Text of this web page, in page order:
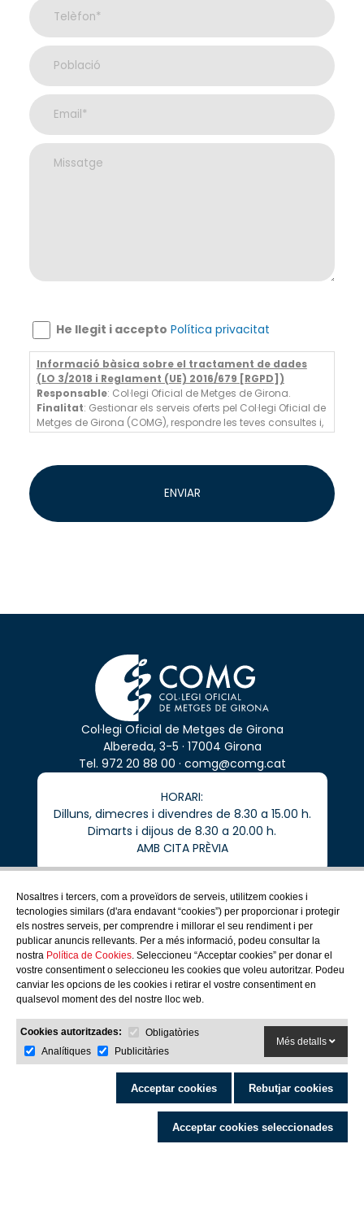
Nosaltres i tercers, com a proveïdors de serveis, utilitzem cookies i
tecnologies similars (d'ara endavant “cookies”) per proporcionar i protegir
els nostres serveis, per comprendre i millorar el seu rendiment i per
publicar anuncis rellevants. Per a més informació, podeu consultar la
nostra Política de Cookies. Seleccioneu “Acceptar cookies” per donar el
vostre consentiment o seleccioneu les cookies que voleu autoritzar. Podeu
canviar les opcions de les cookies i retirar el vostre consentiment en
qualsevol moment des del nostre lloc web.
Cookies autoritzades:
Obligatòries
Analítiques
Publicitàries
Més detalls
Acceptar cookies Rebutjar cookies
Acceptar cookies seleccionades
He llegit i accepto Política privacitat
Informació bàsica sobre el tractament de dades
(LO 3/2018 i Reglament (UE) 2016/679 [RGPD])
Responsable: Col·legi Oficial de Metges de Girona.
Finalitat: Gestionar els serveis oferts pel Col·legi Oficial de
Metges de Girona (COMG), respondre les teves consultes i,
en cas de consentiment, enviar-te informació comercial
Legitimació: Execució d'un contracte, compliment
Destinatàries
excepte per obligació legal o si és necessari per a la
ENVIAR
Col·legi Oficial de Metges de Girona
Albereda, 3-5 · 17004 Girona
Tel. 972 20 88 00 · comg@comg.cat
HORARI:
Dilluns, dimecres i divendres de 8.30 a 15.00 h.
Dimarts i dijous de 8.30 a 20.00 h.
AMB CITA PRÈVIA
COMG
COL·LEGIATS
SERVEIS PROFESSIONALS
COMUNICACIÓ
CIUTADANIA
COL·LABORADORS